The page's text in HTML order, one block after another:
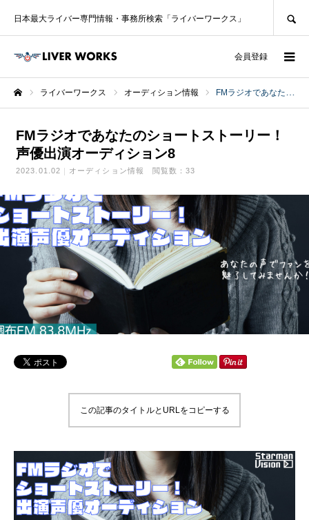
日本最大ライバー専門情報・事務所検索「ライバーワークス」
会員登録
ライバーワークス オーディション情報 FMラジオであなたのショートストーリー！ 声優出演オーディション8
FMラジオであなたのショートストーリー！
声優出演オーディション8
2023.01.02 オーディション情報 閲覧数：33
この記事のタイトルとURLをコピーする